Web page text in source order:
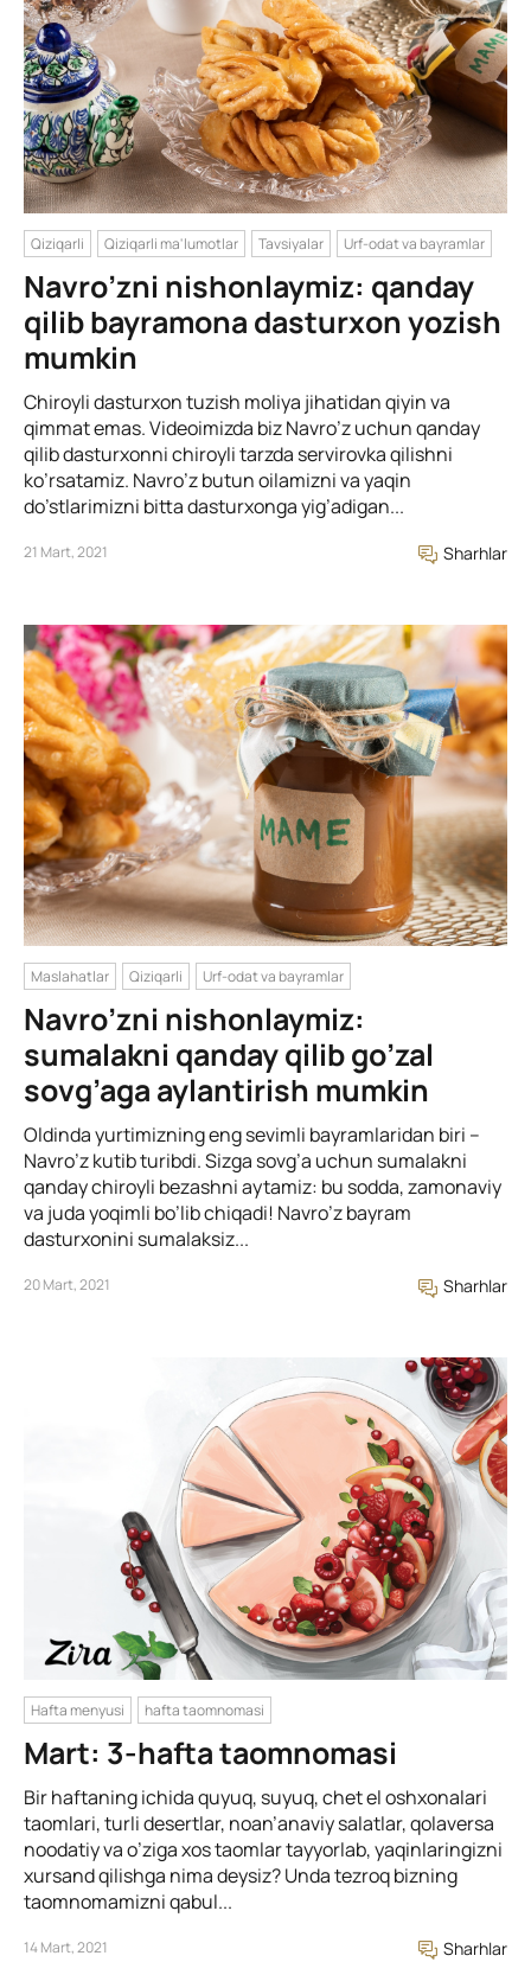
Qiziqarli Qiziqarli ma'lumotlar Tavsiyalar Urf-odat va bayramlar
Navro’zni nishonlaymiz: qanday
qilib bayramona dasturxon yozish
mumkin
Chiroyli dasturxon tuzish moliya jihatidan qiyin va
qimmat emas. Videoimizda biz Navro’z uchun qanday
qilib dasturxonni chiroyli tarzda servirovka qilishni
ko’rsatamiz. Navro’z butun oilamizni va yaqin
do’stlarimizni bitta dasturxonga yig’adigan...
21 Mart, 2021 Sharhlar
Maslahatlar Qiziqarli Urf-odat va bayramlar
Navro’zni nishonlaymiz:
sumalakni qanday qilib go’zal
sovg’aga aylantirish mumkin
Oldinda yurtimizning eng sevimli bayramlaridan biri –
Navro’z kutib turibdi. Sizga sovg’a uchun sumalakni
qanday chiroyli bezashni aytamiz: bu sodda, zamonaviy
va juda yoqimli bo’lib chiqadi! Navro’z bayram
dasturxonini sumalaksiz...
20 Mart, 2021 Sharhlar
Hafta menyusi hafta taomnomasi
Mart: 3-hafta taomnomasi
Bir haftaning ichida quyuq, suyuq, chet el oshxonalari
taomlari, turli desertlar, noan’anaviy salatlar, qolaversa
noodatiy va o’ziga xos taomlar tayyorlab, yaqinlaringizni
xursand qilishga nima deysiz? Unda tezroq bizning
taomnomamizni qabul...
14 Mart, 2021 Sharhlar